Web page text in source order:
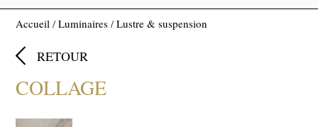
Accueil /Luminaires /Lustre & suspension
 RETOUR
COLLAGE